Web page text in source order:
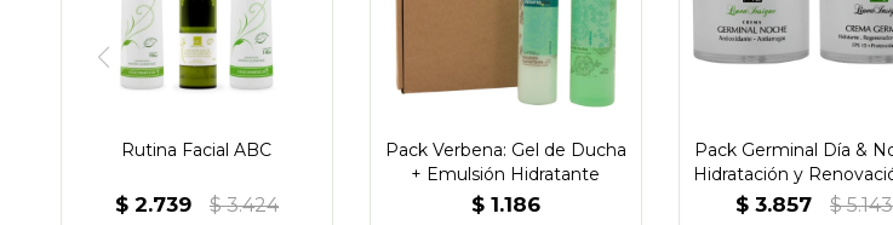
Rutina Facial ABC
$ 2.739 $ 3.424
Pack Verbena: Gel de Ducha
+ Emulsión Hidratante
$ 1.186
Pack Germinal Día &
Hidratación y
la Piel
$ 3.857 $ 5.143